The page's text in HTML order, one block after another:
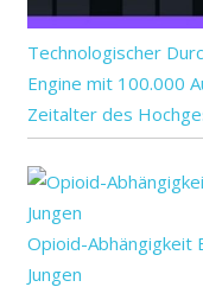
Technologischer
Engine mit 100.000
Zeitalter des
Opioid-Abhängigkeit
Jungen